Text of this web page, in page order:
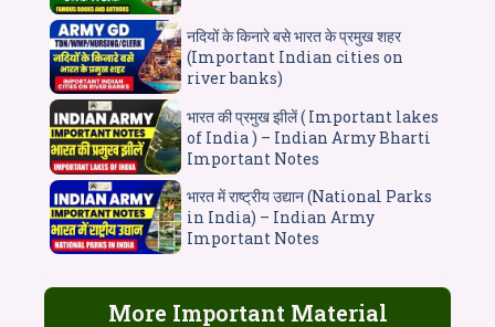
नदियों के किनारे बसे भारत के प्रमुख शहर
(Important Indian cities on
river banks)
भारत की प्रमुख झीलें ( Important lakes
of India ) – Indian Army Bharti
Important Notes
भारत में राष्ट्रीय उद्यान (National Parks
in India) – Indian Army
Important Notes
More Important Material